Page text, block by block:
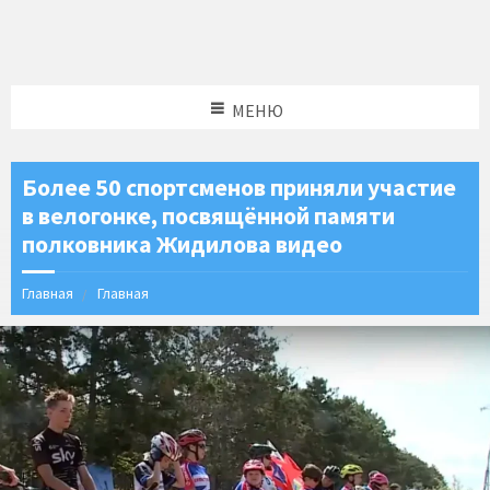
МЕНЮ
Более 50 спортсменов приняли участие
в велогонке, посвящённой памяти
полковника Жидилова видео
Главная Главная